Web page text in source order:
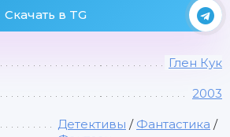
Скачать в TG
Глен Кук
2003
Детективы / Фантастика /